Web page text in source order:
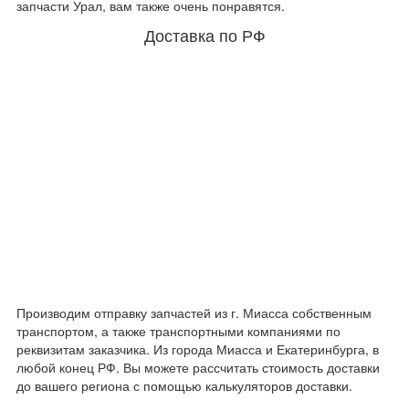
запчасти Урал, вам также очень понравятся.
Доставка по РФ
Производим отправку запчастей из г. Миасса собственным
транспортом, а также транспортными компаниями по
реквизитам заказчика. Из города Миасса и Екатеринбурга, в
любой конец РФ. Вы можете рассчитать стоимость доставки
до вашего региона с помощью калькуляторов доставки.